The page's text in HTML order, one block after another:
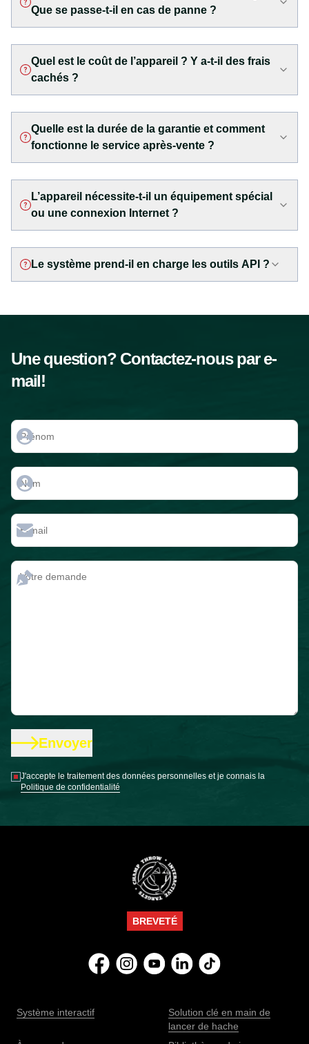
Que se passe-t-il en cas de panne ?
Quel est le coût de l’appareil ? Y a-t-il des frais
cachés ?
Quelle est la durée de la garantie et comment
fonctionne le service après-vente ?
L’appareil nécessite-t-il un équipement spécial
ou une connexion Internet ?
Le système prend-il en charge les outils API ?
Une question? Contactez-nous par e-
mail!
J'accepte le traitement des données personnelles et je connais la
Politique de confidentialité
Envoyer
BREVETÉ
Système interactif
Solution clé en main de
lancer de hache